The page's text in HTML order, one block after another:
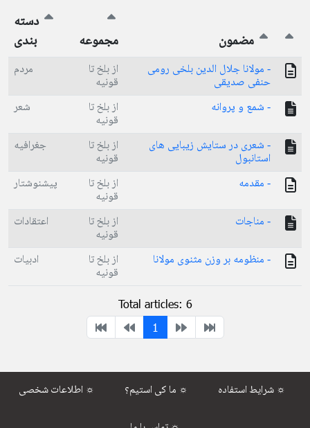
مضمون مجموعه
دسته
بندی
- مولانا جلال الدین بلخی رومی
حنفی صدیقی
از بلخ تا
قونیه
مردم
- شمع و پروانه از بلخ تا
قونیه
شعر
- شعری در ستایش زیبایی های
استانبول
از بلخ تا
قونیه
جغرافیه
- مقدمه از بلخ تا
قونیه
پیشنوشتار
- مناجات از بلخ تا
قونیه
اعتقادات
- منظومه بر وزن مثنوی مولانا از بلخ تا
قونیه
ادبیات
Total articles: 6
1
اطلاعات شخصی ☼ ما کی استیم؟ ☼ شرایط استفاده ☼